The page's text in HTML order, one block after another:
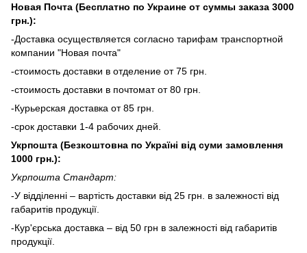
Новая Почта (Бесплатно по Украине от суммы заказа 3000
грн.):
-Доставка осуществляется согласно тарифам транспортной
компании "Новая почта"
-стоимость доставки в отделение от 75 грн.
-стоимость доставки в почтомат от 80 грн.
-Курьерская доставка от 85 грн.
-срок доставки 1-4 рабочих дней.
Укрпошта (Безкоштовна по Україні від суми замовлення
1000 грн.):
Укрпошта Стандарт:
-У відділенні – вартість доставки від 25 грн. в залежності від
габаритів продукції.
-Кур'єрська доставка – від 50 грн в залежності від габаритів
продукції.